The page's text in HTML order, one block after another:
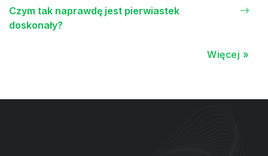
Czym tak naprawdę jest pierwiastek
doskonały?
Więcej »